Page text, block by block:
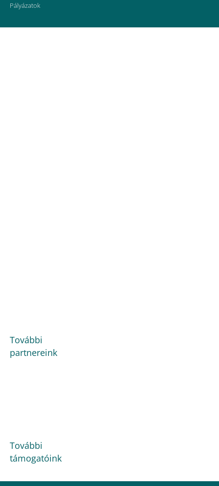
Pályázatok
További
partnereink
További
támogatóink